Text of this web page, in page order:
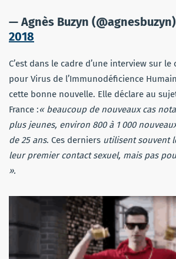
— Agnès Buzyn (@agnesbuzyn)
2018
C’est dans le cadre d’une interview sur le
pour Virus de l’Immunodéficience
cette bonne nouvelle. Elle déclare au
France :« beaucoup de nouveaux cas
plus jeunes, environ 800 à 1 000
de 25 ans. Ces derniers utilisent souvent
leur premier contact sexuel, mais pas
».